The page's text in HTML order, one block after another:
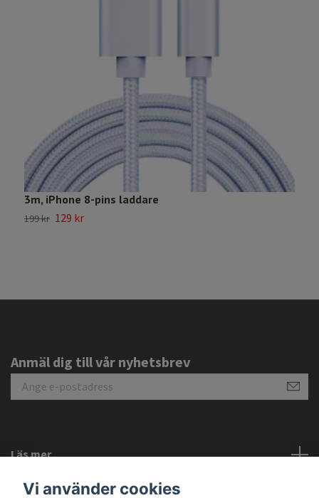
3m, iPhone 8-pins laddare
199 kr 129 kr
Anmäl dig till vår nyhetsbrev
Läs mer
Sociala medier
Vi använder cookies